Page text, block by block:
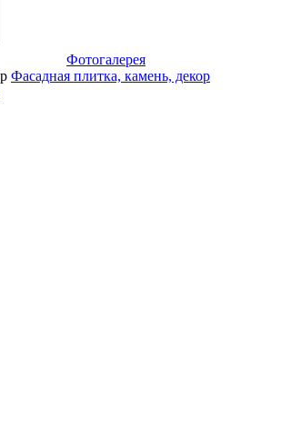
Фотогалерея
Фасадная плитка, камень, декор